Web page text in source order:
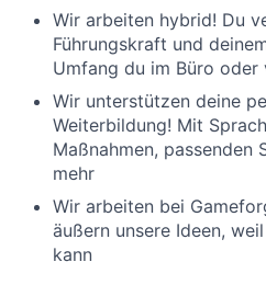
Wir arbeiten hybrid! Du
Führungskraft und
Umfang du im Büro oder
Wir unterstützen deine
Weiterbildung! Mit
Maßnahmen, passenden
mehr
Wir arbeiten bei
äußern unsere Ideen,
kann